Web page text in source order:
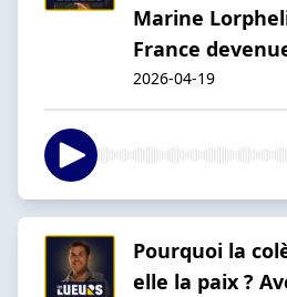
Marine
France
2026-04-19
Pourquoi la
elle la paix ?